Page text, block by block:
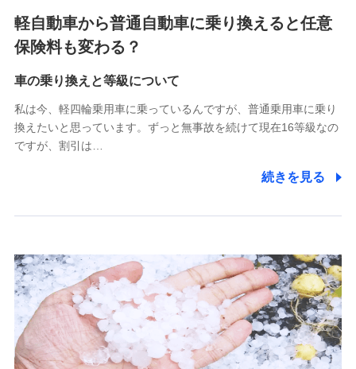
チューリッヒ少額短期保険株式会社
(https://www.zurichssi.co.jp/)
(https://www.tokiomarine-x.co.jp/)
(https://pshoken.co.jp/)
リトルファミリー少額短期保険株式会社
(https://www.littlefamily-ssi.com/)
郵便、電話、およびＥメール等により、当社と取引のあるも
た維持管理等の委託業務遂行のため、またそれらに付帯、関
連する当社および提携会社のサービスを案内、提供するため
（なお、当社は複数の保険会社と取引があり、取得した個人
情報を取引のある他の保険会社の商品・サービスをご提案す
るために利用させていただくことがあります。）
上記に係る連絡・手続き・管理等付帯業務を行うため
軽自動車から普通自動車に乗り換えると任意
保険料も変わる？
車の乗り換えと等級について
私は今、軽四輪乗用車に乗っているんですが、普通乗用車に乗り
換えたいと思っています。ずっと無事故を続けて現在16等級なの
ですが、割引は…
続きを見る